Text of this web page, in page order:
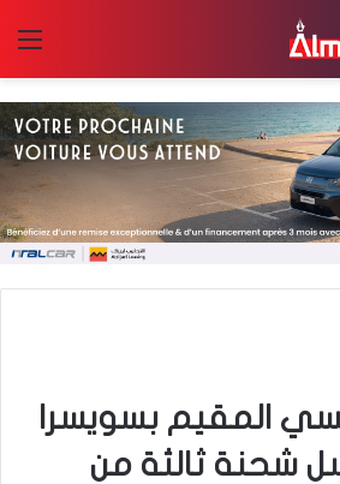
المقيم بسويسرا
شحنة ثالثة من